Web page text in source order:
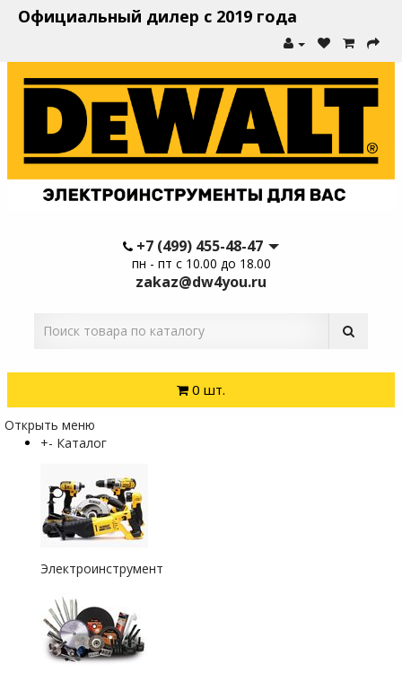
Официальный дилер с 2019 года
+7 (499) 455-48-47
пн - пт с 10.00 до 18.00
zakaz@dw4you.ru
0 шт.
Открыть меню
+- Каталог
Электроинструмент